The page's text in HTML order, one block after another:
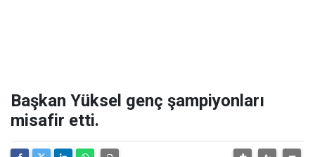
Başkan Yüksel genç şampiyonları
misafir etti.